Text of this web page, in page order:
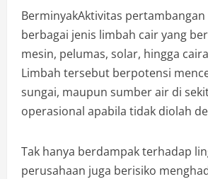
BerminyakAktivitas
berbagai jenis limbah cair yang
mesin, pelumas, solar, hingga
Limbah tersebut berpotensi
sungai, maupun sumber air di
operasional apabila tidak diolah
Tak hanya berdampak terhadap
perusahaan juga berisiko